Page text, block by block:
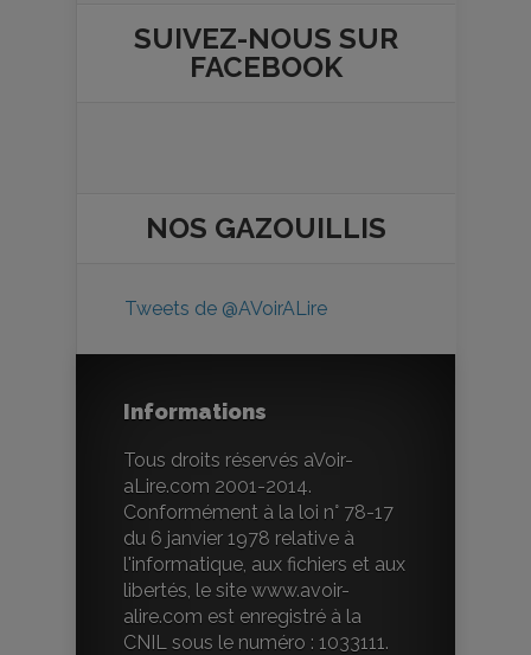
SUIVEZ-NOUS SUR
FACEBOOK
NOS GAZOUILLIS
Tweets de @AVoirALire
Informations
Tous droits réservés aVoir-
aLire.com 2001-2014.
Conformément à la loi n° 78-17
du 6 janvier 1978 relative à
l'informatique, aux fichiers et aux
libertés, le site www.avoir-
alire.com est enregistré à la
CNIL sous le numéro : 1033111.